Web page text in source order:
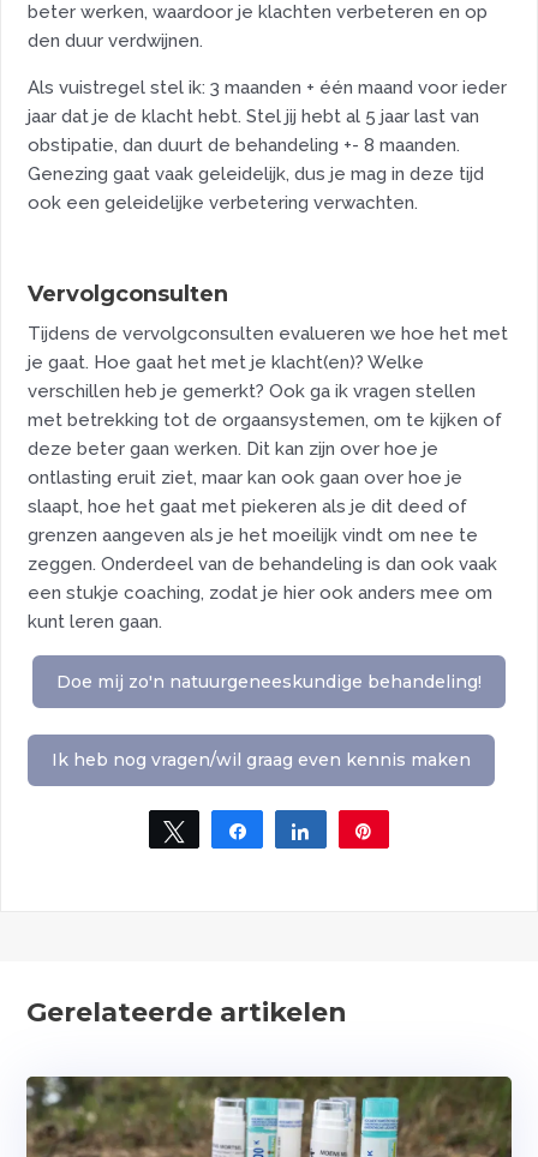
beter werken, waardoor je klachten verbeteren en op
den duur verdwijnen.
Als vuistregel stel ik: 3 maanden + één maand voor ieder
jaar dat je de klacht hebt. Stel jij hebt al 5 jaar last van
obstipatie, dan duurt de behandeling +- 8 maanden.
Genezing gaat vaak geleidelijk, dus je mag in deze tijd
ook een geleidelijke verbetering verwachten.
Vervolgconsulten
Tijdens de vervolgconsulten evalueren we hoe het met
je gaat. Hoe gaat het met je klacht(en)? Welke
verschillen heb je gemerkt? Ook ga ik vragen stellen
met betrekking tot de orgaansystemen, om te kijken of
deze beter gaan werken. Dit kan zijn over hoe je
ontlasting eruit ziet, maar kan ook gaan over hoe je
slaapt, hoe het gaat met piekeren als je dit deed of
grenzen aangeven als je het moeilijk vindt om nee te
zeggen. Onderdeel van de behandeling is dan ook vaak
een stukje coaching, zodat je hier ook anders mee om
kunt leren gaan.
Doe mij zo'n natuurgeneeskundige behandeling!
Ik heb nog vragen/wil graag even kennis maken
Tweet Share Share
Gerelateerde artikelen